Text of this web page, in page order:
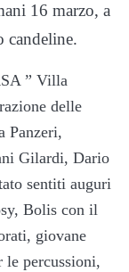
16 marzo, a
candeline.
” Villa
delle
Panzeri,
Gilardi, Dario
sentiti auguri
Bolis con il
giovane
percussioni,